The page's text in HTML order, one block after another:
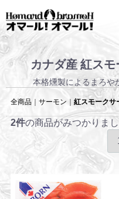
カナダ産 紅ス
本格燻製によるまろや
全商品 サーモン 紅スモークサ
2件の商品がみつかりまし